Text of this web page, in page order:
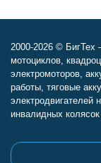
2000-2026 ©
мотоциклов,
электромоторов,
работы, тяговые
электродвигателей
инвалидных